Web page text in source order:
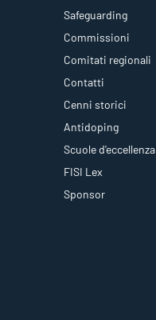
Safeguarding
Commissioni
Comitati regionali
Contatti
Cenni storici
Antidoping
Scuole d'eccellenza
FISI Lex
Sponsor